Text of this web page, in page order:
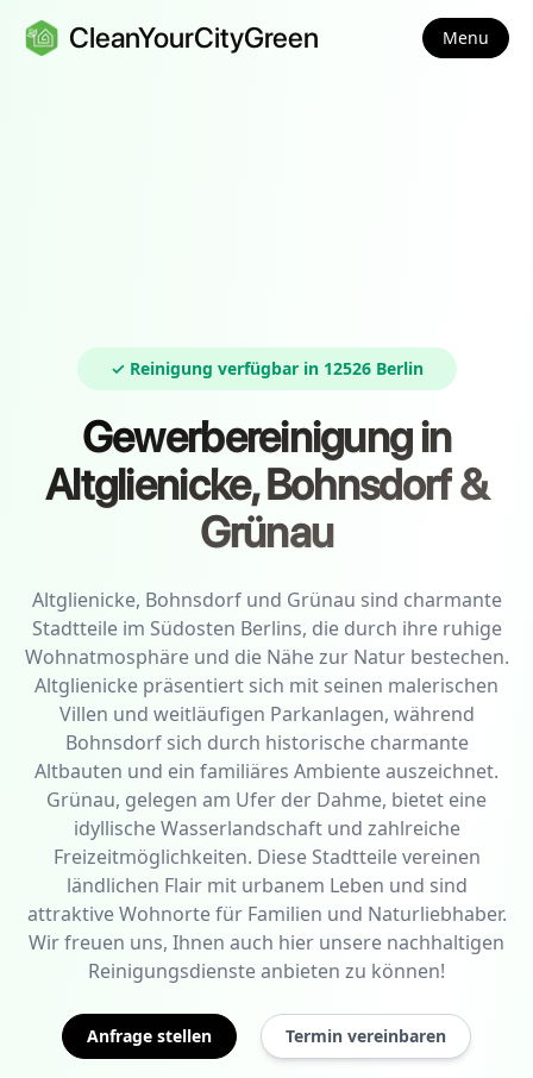
CleanYourCityGreen Menu
✓ Reinigung verfügbar in 12526 Berlin
Gewerbereinigung in
Altglienicke, Bohnsdorf &
Grünau
Altglienicke, Bohnsdorf und Grünau sind charmante
Stadtteile im Südosten Berlins, die durch ihre ruhige
Wohnatmosphäre und die Nähe zur Natur bestechen.
Altglienicke präsentiert sich mit seinen malerischen
Villen und weitläufigen Parkanlagen, während
Bohnsdorf sich durch historische charmante
Altbauten und ein familiäres Ambiente auszeichnet.
Grünau, gelegen am Ufer der Dahme, bietet eine
idyllische Wasserlandschaft und zahlreiche
Freizeitmöglichkeiten. Diese Stadtteile vereinen
ländlichen Flair mit urbanem Leben und sind
attraktive Wohnorte für Familien und Naturliebhaber.
Wir freuen uns, Ihnen auch hier unsere nachhaltigen
Reinigungsdienste anbieten zu können!
Anfrage stellen Termin vereinbaren